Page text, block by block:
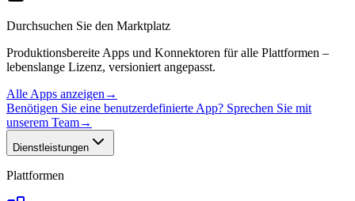
Durchsuchen Sie den Marktplatz
Produktionsbereite Apps und Konnektoren für alle Plattformen –
lebenslange Lizenz, versioniert angepasst.
Alle Apps anzeigen →
Benötigen Sie eine benutzerdefinierte App? Sprechen Sie mit
unserem Team→
Dienstleistungen
Plattformen